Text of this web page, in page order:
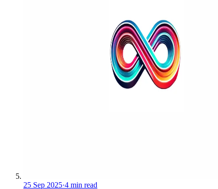
25 Sep 2025·4 min read